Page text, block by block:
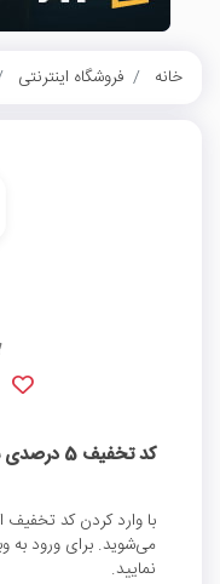
خانه فروشگاه اینترنتی
کد تخفیف 5 درصدی محصولات هنری
می‌شوید. برای ورود به
نمایید.